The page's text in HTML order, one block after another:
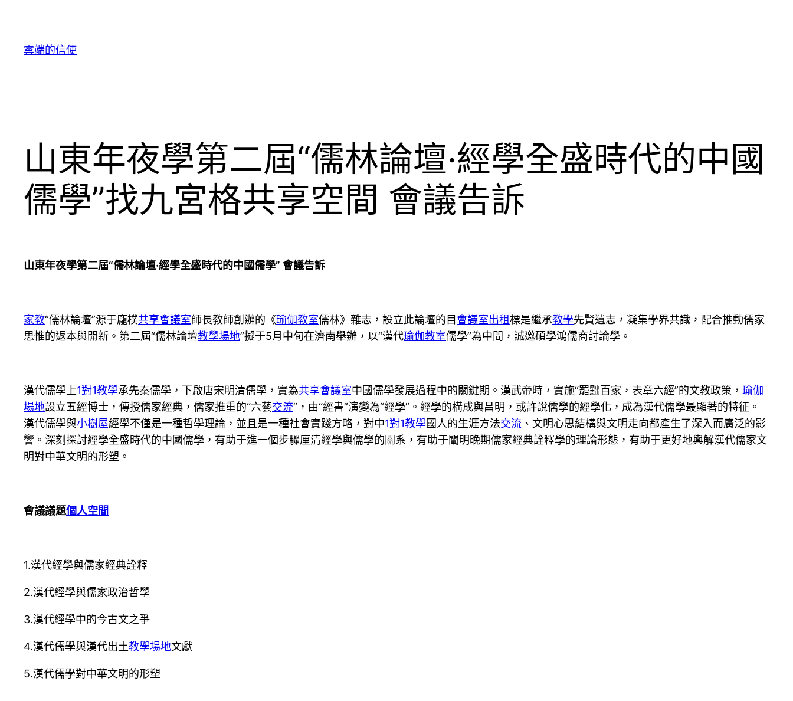
雲端的信使
山東年夜學第二屆“儒林論壇·經學全盛時代的中國
儒學”找九宮格共享空間 會議告訴
山東年夜學第二屆“儒林論壇·經學全盛時代的中國儒學” 會議告訴
家教“儒林論壇”源于龐樸共享會議室師長教師創辦的《瑜伽教室儒林》雜志，設立此論壇的目會議室出租標是繼承教學先賢遺志，凝集學界共識，配合推動儒家
思惟的返本與開新。第二屆“儒林論壇教學場地”擬于5月中旬在濟南舉辦，以“漢代瑜伽教室儒學”為中間，誠邀碩學鴻儒商討論學。
漢代儒學上1對1教學承先秦儒學，下啟唐宋明清儒學，實為共享會議室中國儒學發展過程中的關鍵期。漢武帝時，實施“罷黜百家，表章六經”的文教政策， 瑜伽
場地設立五經博士，傳授儒家經典，儒家推重的“六藝交流”，由“經書”演變為“經學”。經學的構成與昌明，或許說儒學的經學化，成為漢代儒學最顯著的特征。
漢代儒學與小樹屋經學不僅是一種哲學理論，並且是一種社會實踐方略，對中1對1教學國人的生涯方法交流 、文明心思結構與文明走向都產生了深入而廣泛的影
響。深刻探討經學全盛時代的中國儒學，有助于進一個步驟厘清經學與儒學的關系，有助于闡明晚期儒家經典詮釋學的理論形態，有助于更好地輿解漢代儒家文
明對中華文明的形塑。
會議議題個人空間
1.漢代經學與儒家經典詮釋
2.漢代經學與儒家政治哲學
3.漢代經學中的今古文之爭
4.漢代儒學與漢代出土教學場地文獻
5.漢代儒學對中華文明的形塑